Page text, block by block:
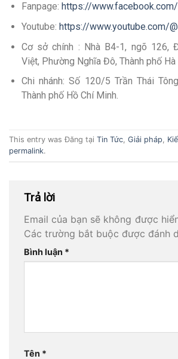
Fanpage: https://
Youtube: https://www.youtube.com/
Cơ sở chính : Nhà B4-1, ngõ 126,
Việt, Phường Nghĩa Đô, Thành phố Hà
Chi nhánh: Số 120/5 Trần Thái
Thành phố Hồ Chí Minh.
This entry was Đăng tại Tin Tức, Giải pháp,
permalink.
Trả lời
Email của bạn sẽ không được
Các trường bắt buộc được đánh
Bình luận *
Tên *